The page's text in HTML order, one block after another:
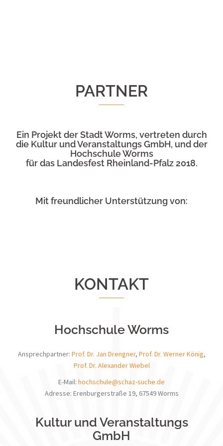
PARTNER
Ein Projekt der Stadt Worms, vertreten durch
die Kultur und Veranstaltungs GmbH, und der
Hochschule Worms
für das Landesfest Rheinland-Pfalz 2018.
Mit freundlicher Unterstützung von:
KONTAKT
Hochschule Worms
Ansprechpartner: Prof. Dr. Jan Drengner, Prof. Dr. Werner König,
Prof. Dr. Alexander Wiebel
E-Mail: hochschule@schaz-suche.de
Adresse: Erenburgerstraße 19, 67549 Worms
Kultur und Veranstaltungs
GmbH